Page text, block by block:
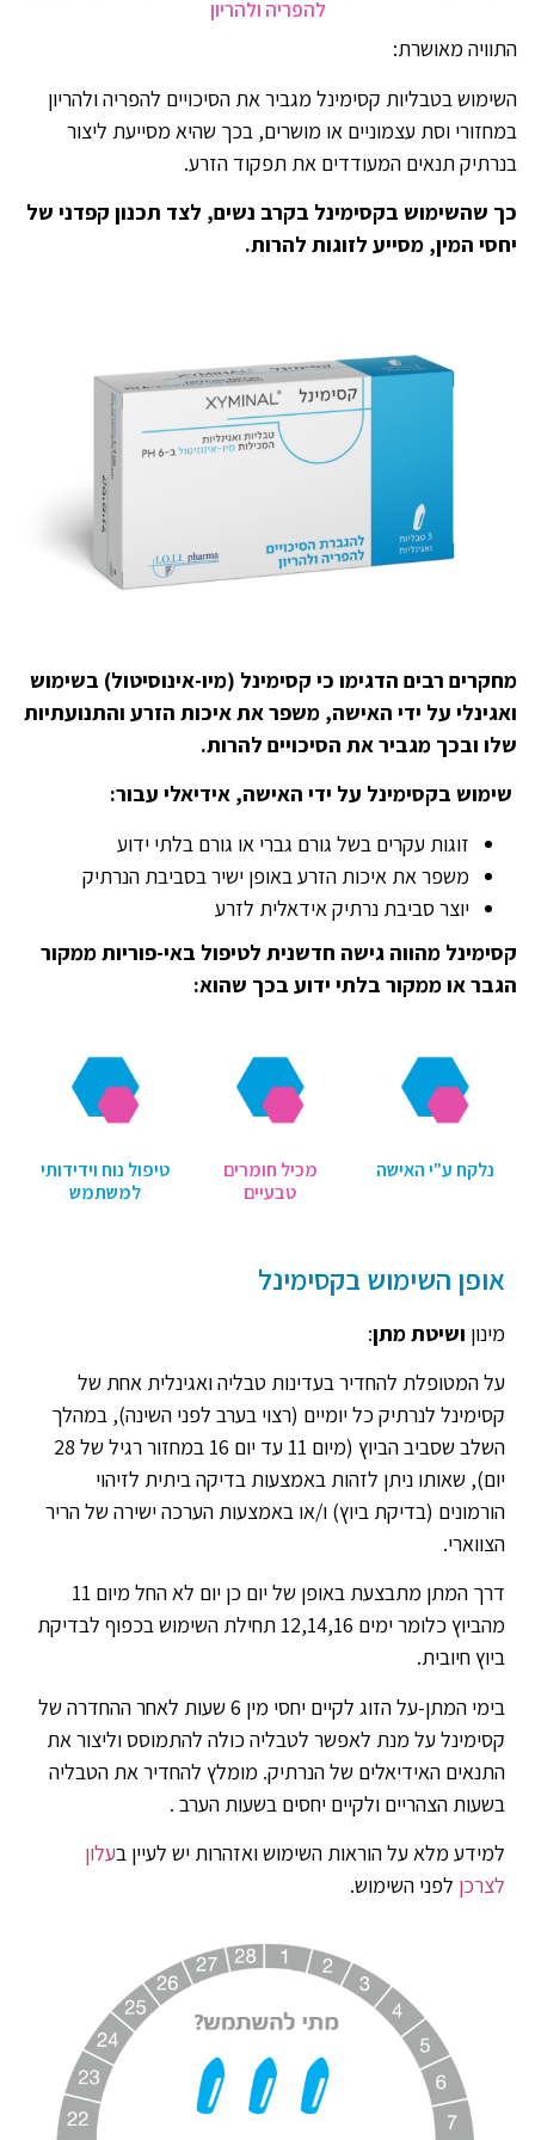
להפריה ולהריון
התוויה מאושרת:
השימוש בטבליות קסימינל מגביר את הסיכויים להפריה ולהריון
במחזורי וסת עצמוניים או מושרים, בכך שהיא מסייעת ליצור
בנרתיק תנאים המעודדים את תפקוד הזרע.
כך שהשימוש בקסימינל בקרב נשים, לצד תכנון קפדני של
יחסי המין, מסייע לזוגות להרות.
מחקרים רבים הדגימו כי קסימינל (מיו-אינוסיטול) בשימוש
ואגינלי על ידי האישה, משפר את איכות הזרע והתנועתיות
שלו ובכך מגביר את הסיכויים להרות.
שימוש בקסימינל על ידי האישה, אידיאלי עבור:
זוגות עקרים בשל גורם גברי או גורם בלתי ידוע
משפר את איכות הזרע באופן ישיר בסביבת הנרתיק
יוצר סביבת נרתיק אידאלית לזרע
קסימינל מהווה גישה חדשנית לטיפול באי-פוריות ממקור
הגבר או ממקור בלתי ידוע בכך שהוא:
נלקח ע"י האישה
מכיל חומרים
טבעיים
טיפול נוח וידידותי
למשתמש
אופן השימוש בקסימינל
מינון ושיטת מתן:
על המטופלת להחדיר בעדינות טבליה ואגינלית אחת של
קסימינל לנרתיק כל יומיים (רצוי בערב לפני השינה), במהלך
השלב שסביב הביוץ (מיום 11 עד יום 16 במחזור רגיל של 28
יום), שאותו ניתן לזהות באמצעות בדיקה ביתית לזיהוי
הורמונים (בדיקת ביוץ) ו/או באמצעות הערכה ישירה של הריר
הצווארי.
דרך המתן מתבצעת באופן של יום כן יום לא החל מיום 11
מהביוץ כלומר ימים 12,14,16 תחילת השימוש בכפוף לבדיקת
ביוץ חיובית.
בימי המתן-על הזוג לקיים יחסי מין 6 שעות לאחר ההחדרה של
קסימינל על מנת לאפשר לטבליה כולה להתמוסס וליצור את
התנאים האידיאלים של הנרתיק. מומלץ להחדיר את הטבליה
בשעות הצהריים ולקיים יחסים בשעות הערב .
למידע מלא על הוראות השימוש ואזהרות יש לעיין בעלון
לצרכן לפני השימוש.